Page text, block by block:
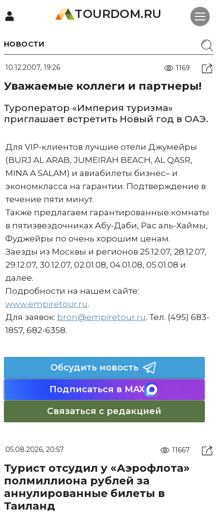
TOURDOM.RU
НОВОСТИ
10.12.2007, 19:26 1169
Уважаемые коллеги и партнеры!
Туроператор «Империя туризма»
приглашает встретить Новый год в ОАЭ.
Для VIP-клиентов лучшие отели Джумейры
(BURJ AL ARAB, JUMEIRAH BEACH, AL QASR,
MINA A SALAM) и авиабилеты бизнес– и
экономкласса на гарантии. Подтверждение в
течение пяти минут.
Также предлагаем гарантированные комнаты
в пятизвездочниках Абу-Даби, Рас аль-Хаймы,
Фуджейры по очень хорошим ценам.
Заезды из Москвы и регионов 25.12.07, 28.12.07,
29.12.07, 30.12.07, 02.01.08, 04.01.08, 05.01.08 и
далее.
Подробности на нашем сайте:
www.empiretour.ru.
Для заявок: bron@empiretour.ru. Тел. (495) 683-
1857, 682-6358.
Обсудить новость
Подписаться в MAX
Связаться с редакцией
05.08.2026, 20:57 11667
Турист отсудил у «Аэрофлота»
полмиллиона рублей за
аннулированные билеты в
Таиланд